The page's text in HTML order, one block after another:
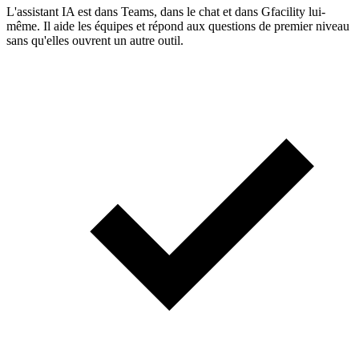
L'assistant IA est dans Teams, dans le chat et dans Gfacility lui-
même. Il aide les équipes et répond aux questions de premier niveau
sans qu'elles ouvrent un autre outil.